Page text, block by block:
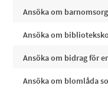
Ansöka om
Ansöka om
Ansöka om bidrag för
Ansöka om blomlåda